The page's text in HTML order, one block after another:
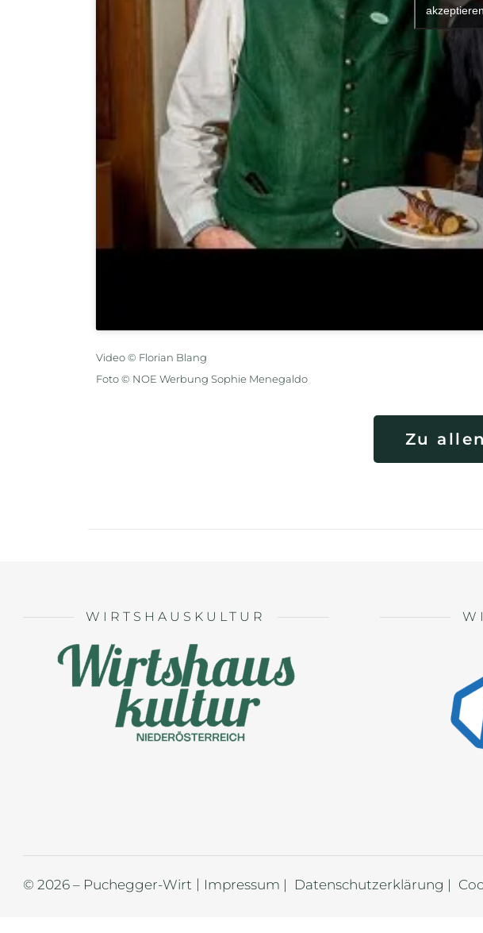
Video © Florian Blang
Foto © NOE Werbung Sophie Menegaldo
Zu
WIRTSHAUSKULTUR
© 2026 – Puchegger-Wirt Impressum | Datenschutzerklärung |